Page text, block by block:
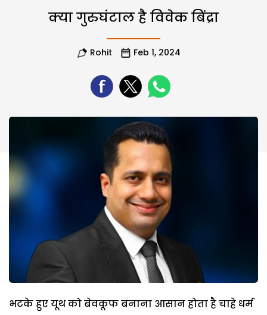
क्या गुरुघंटाल है विवेक बिंद्रा
Rohit Feb 1, 2024
भटके हुए यूथ को बेवकूफ बनाना आसान होता है चाहे धर्म